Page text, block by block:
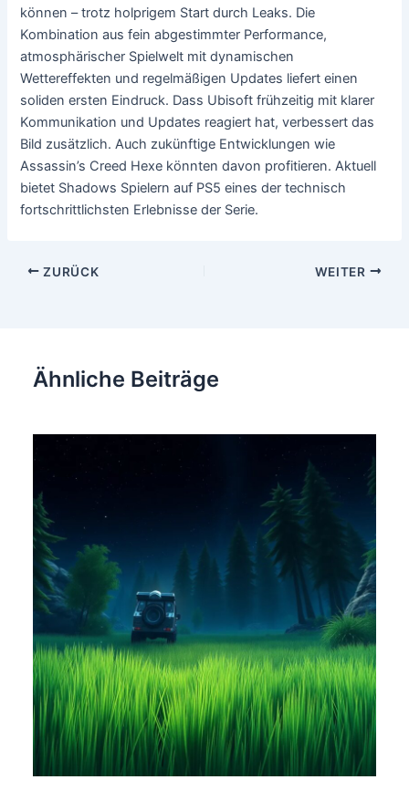
können – trotz holprigem Start durch Leaks. Die
Kombination aus fein abgestimmter Performance,
atmosphärischer Spielwelt mit dynamischen
Wettereffekten und regelmäßigen Updates liefert einen
soliden ersten Eindruck. Dass Ubisoft frühzeitig mit klarer
Kommunikation und Updates reagiert hat, verbessert das
Bild zusätzlich. Auch zukünftige Entwicklungen wie
Assassin’s Creed Hexe könnten davon profitieren. Aktuell
bietet Shadows Spielern auf PS5 eines der technisch
fortschrittlichsten Erlebnisse der Serie.
Beitragsnavigation
ZURÜCK WEITER
Ähnliche Beiträge